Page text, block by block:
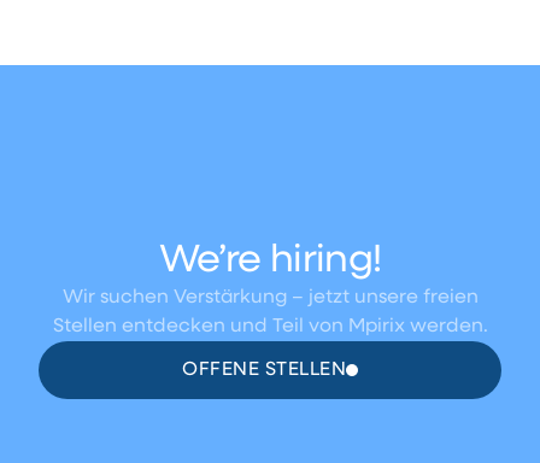
We’re hiring!
Wir suchen Verstärkung – jetzt unsere freien
Stellen entdecken und Teil von Mpirix werden.
OFFENE STELLEN